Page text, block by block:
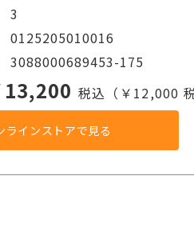
3
3088000689453-175
13,200 税込（￥12,000 税
ラインストアで見る